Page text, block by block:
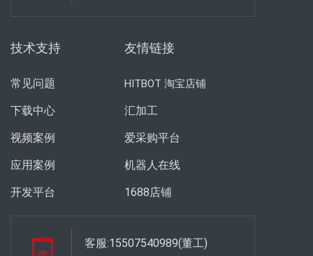
技术支持
常见问题
下载中心
视频案例
应用案例
开发平台
友情链接
HITBOT 淘宝店铺
汇加工
爱采购平台
机器人在线
1688店铺
客服:15507540989(董工)